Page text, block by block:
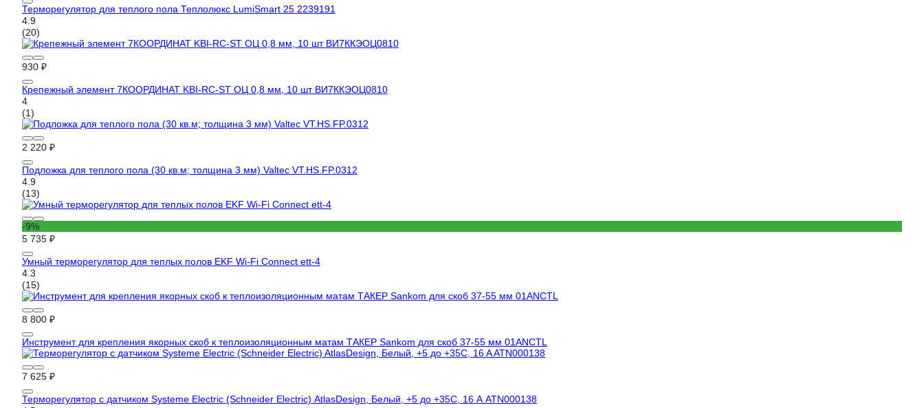
Терморегулятор для теплого пола Теплолюкс LumiSmart 25 2239191
4.9
(20)
930 ₽
Крепежный элемент 7КООРДИНАТ KBI-RC-ST ОЦ 0,8 мм, 10 шт ВИ7ККЭОЦ0810
4
(1)
2 220 ₽
Подложка для теплого пола (30 кв.м; толщина 3 мм) Valtec VT.HS.FP.0312
4.9
(13)
-9%
5 735 ₽
Умный терморегулятор для теплых полов EKF Wi-Fi Connect ett-4
4.3
(15)
8 800 ₽
Инструмент для крепления якорных скоб к теплоизоляционным матам ТАКЕР Sankom для скоб 37-55 мм 01ANCTL
7 625 ₽
Терморегулятор с датчиком Systeme Electric (Schneider Electric) AtlasDesign, Белый, +5 до +35C, 16 A ATN000138